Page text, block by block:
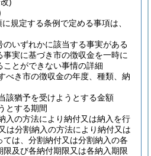
規定する条例で定める事項は、
いずれかに該当する事実がある
事実に基づき市の徴収金を一時に
とができない事情の詳細
べき市の徴収金の年度、種類、納
該猶予を受けようとする金額
とする期間
入の方法により納付又は納入を行
は分割納入の方法により納付又は
は、分割納付又は分割納入の各
及び各納付期限又は各納入期限